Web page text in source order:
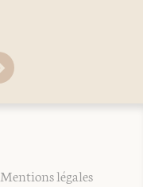
Mentions légales